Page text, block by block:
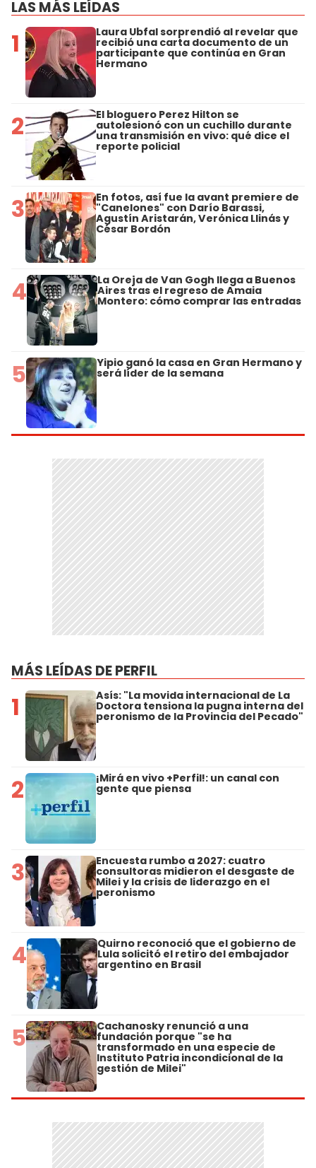
LAS MÁS LEÍDAS
1 Laura Ubfal sorprendió al revelar que
recibió una carta documento de un
participante que continúa en Gran
Hermano
2 El bloguero Perez Hilton se
autolesionó con un cuchillo durante
una transmisión en vivo: qué dice el
reporte policial
3 En fotos, así fue la avant premiere de
"Canelones" con Darío Barassi,
Agustín Aristarán, Verónica Llinás y
César Bordón
4 La Oreja de Van Gogh llega a Buenos
Aires tras el regreso de Amaia
Montero: cómo comprar las entradas
5 Yipio ganó la casa en Gran Hermano y
será líder de la semana
MÁS LEÍDAS DE PERFIL
1 Asís: "La movida internacional de La
Doctora tensiona la pugna interna del
peronismo de la Provincia del Pecado"
2 ¡Mirá en vivo +Perfil!: un canal con
gente que piensa
3 Encuesta rumbo a 2027: cuatro
consultoras midieron el desgaste de
Milei y la crisis de liderazgo en el
peronismo
4 Quirno reconoció que el gobierno de
Lula solicitó el retiro del embajador
argentino en Brasil
5 Cachanosky renunció a una
fundación porque "se ha
transformado en una especie de
Instituto Patria incondicional de la
gestión de Milei"